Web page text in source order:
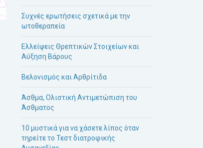
Συχνές ερωτήσεις σχετικά με την
ωτοθεραπεία
Ελλείψεις Θρεπτικών Στοιχείων και
Αύξηση Βάρους
Βελονισμός και Αρθρίτιδα
Άσθμα, Ολιστική Αντιμετώπιση του
Άσθματος
10 μυστικά για να χάσετε λίπος όταν
τηρείτε το Τεστ διατροφικής